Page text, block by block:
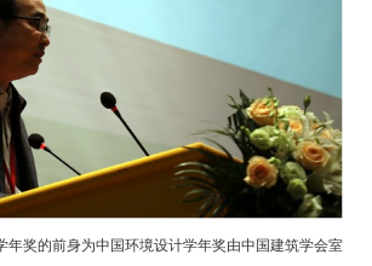
年奖的前身为中国环境设计学年奖由中国建筑学会室